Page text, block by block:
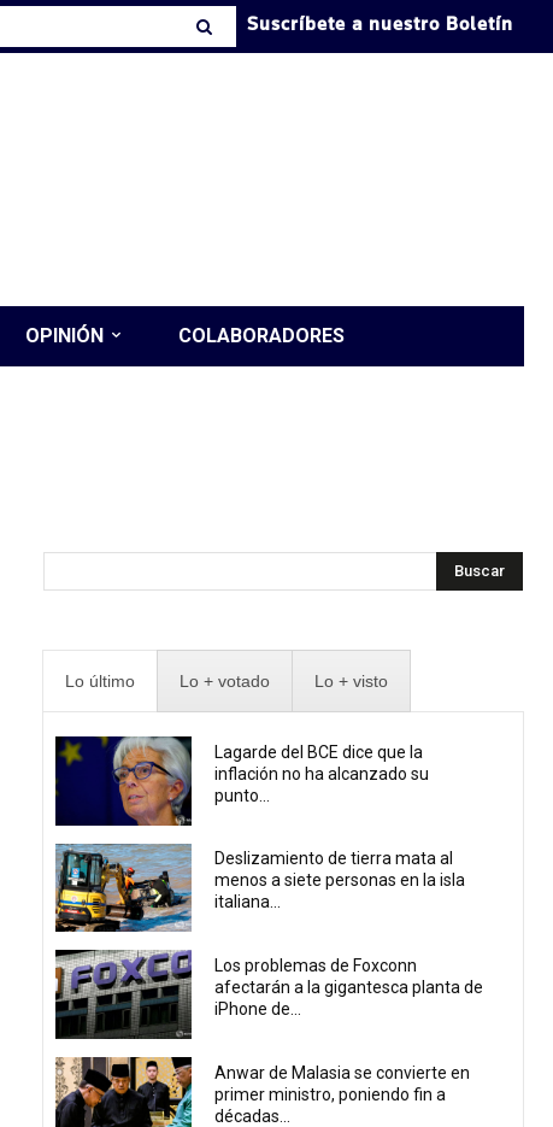
Suscríbete a nuestro Boletín
OPINIÓN COLABORADORES
Buscar
Lo último Lo + votado Lo + visto
Lagarde del BCE dice que la
inflación no ha alcanzado su
punto...
Deslizamiento de tierra mata al
menos a siete personas en la isla
italiana...
Los problemas de Foxconn
afectarán a la gigantesca planta de
iPhone de...
Anwar de Malasia se convierte en
primer ministro, poniendo fin a
décadas...